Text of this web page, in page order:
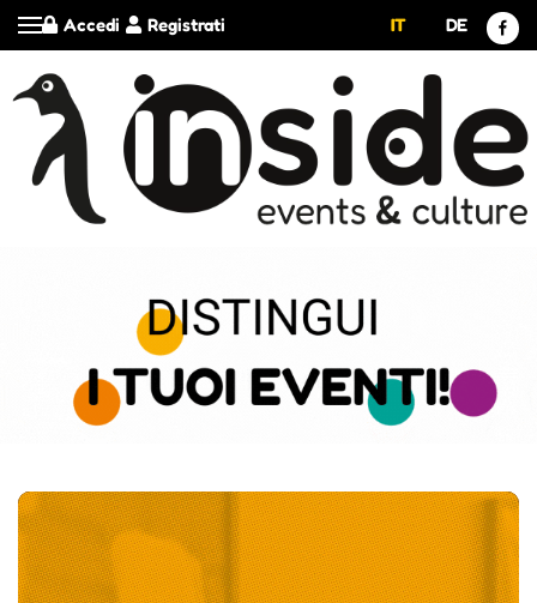
Registrati
Accedi IT DE